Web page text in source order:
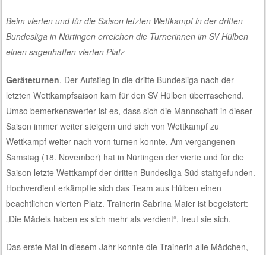
Beim vierten und für die Saison letzten Wettkampf in der dritten
Bundesliga in Nürtingen erreichen die Turnerinnen im SV Hülben
einen sagenhaften vierten Platz
Geräteturnen. Der Aufstieg in die dritte Bundesliga nach der
letzten Wettkampfsaison kam für den SV Hülben überraschend.
Umso bemerkenswerter ist es, dass sich die Mannschaft in dieser
Saison immer weiter steigern und sich von Wettkampf zu
Wettkampf weiter nach vorn turnen konnte. Am vergangenen
Samstag (18. November) hat in Nürtingen der vierte und für die
Saison letzte Wettkampf der dritten Bundesliga Süd stattgefunden.
Hochverdient erkämpfte sich das Team aus Hülben einen
beachtlichen vierten Platz. Trainerin Sabrina Maier ist begeistert:
„Die Mädels haben es sich mehr als verdient“, freut sie sich.
Das erste Mal in diesem Jahr konnte die Trainerin alle Mädchen,